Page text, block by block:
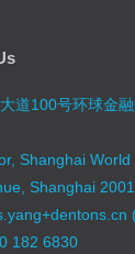
道100号环球金
Shanghai World
Shanghai
182 6830